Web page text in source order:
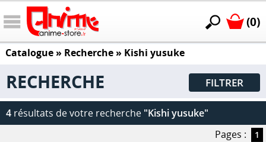
(0)
Catalogue» Recherche » Kishi yusuke
RECHERCHE FILTRER
4 résultats de votre recherche "Kishi yusuke"
Pages :
1